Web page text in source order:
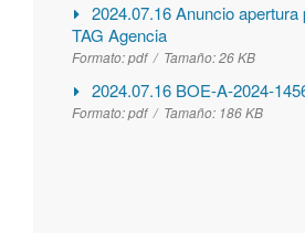
2024.07.16 Anuncio
TAG Agencia
Formato:pdf / Tamaño:26 KB
2024.07.16 BOE-A-2024-
Formato:pdf / Tamaño: 186 KB